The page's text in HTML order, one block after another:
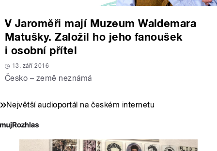
V Jaroměři mají Muzeum Waldemara
Matušky. Založil ho jeho fanoušek
i osobní přítel
13. září 2016
Česko – země neznámá
Největší audioportál na českém internetu